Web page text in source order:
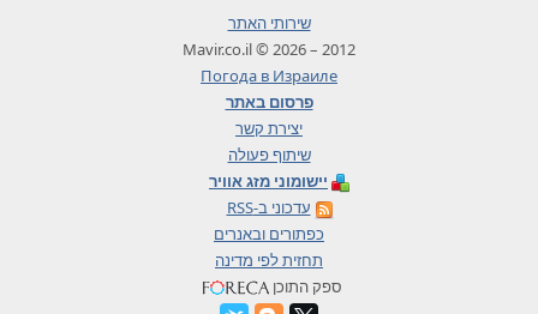
שירותי האתר
2012 – 2026 © Mavir.co.il
Погода в Израиле
פרסום באתר
יצירת קשר
שיתוף פעולה
יישומוני מזג אוויר
עדכוני ב-RSS
כפתורים ובאנרים
תחזית לפי מדינה
ספק התוכן